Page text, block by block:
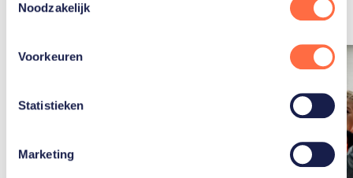
Noodzakelijk
Voorkeuren
Statistieken
Marketing